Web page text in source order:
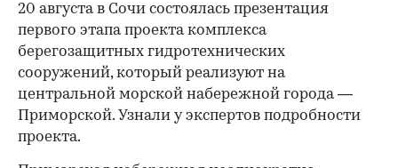
20 августа в Сочи состоялась презентация
первого этапа проекта комплекса
берегозащитных гидротехнических
сооружений, который реализуют на
центральной морской набережной города —
Приморской. Узнали у экспертов подробности
проекта.